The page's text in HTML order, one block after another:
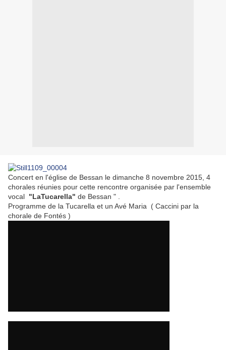
Concert en l'église de Bessan le dimanche 8 novembre 2015, 4
chorales réunies pour cette rencontre organisée par l'ensemble
vocal "LaTucarella" de Bessan " .
Programme de la Tucarella et un Avé Maria ( Caccini par la
chorale de Fontés )